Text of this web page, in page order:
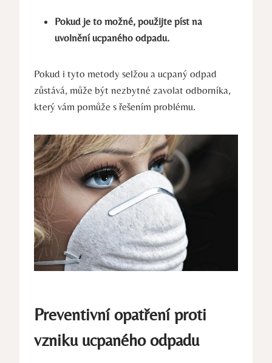
Pokud je to možné, použijte píst na
uvolnění ucpaného odpadu.
Pokud i tyto metody selžou a ucpaný odpad
zůstává, může být nezbytné zavolat odborníka,
který vám pomůže s řešením problému.
Preventivní opatření proti
vzniku ucpaného odpadu